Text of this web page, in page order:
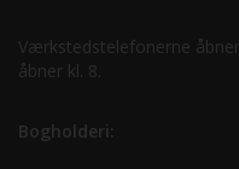
Værkstedstelefonerne
åbner kl. 8.
Bogholderi: